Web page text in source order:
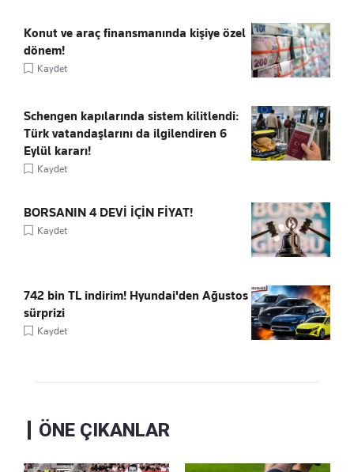
Konut ve araç finansmanında kişiye özel
dönem!
Kaydet
Schengen kapılarında sistem kilitlendi:
Türk vatandaşlarını da ilgilendiren 6
Eylül kararı!
Kaydet
BORSANIN 4 DEVİ İÇİN FİYAT!
Kaydet
742 bin TL indirim! Hyundai'den Ağustos
sürprizi
Kaydet
ÖNE ÇIKANLAR